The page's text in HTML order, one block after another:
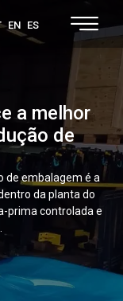
EN ES
a melhor
de
de embalagem é a
da planta do
prima controlada e